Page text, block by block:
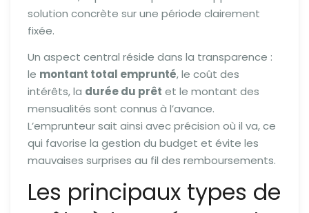
solution concrète sur une période clairement
fixée.
Un aspect central réside dans la transparence :
le montant total emprunté, le coût des
intérêts, la durée du prêt et le montant des
mensualités sont connus à l’avance.
L’emprunteur sait ainsi avec précision où il va, ce
qui favorise la gestion du budget et évite les
mauvaises surprises au fil des remboursements.
Les principaux types de